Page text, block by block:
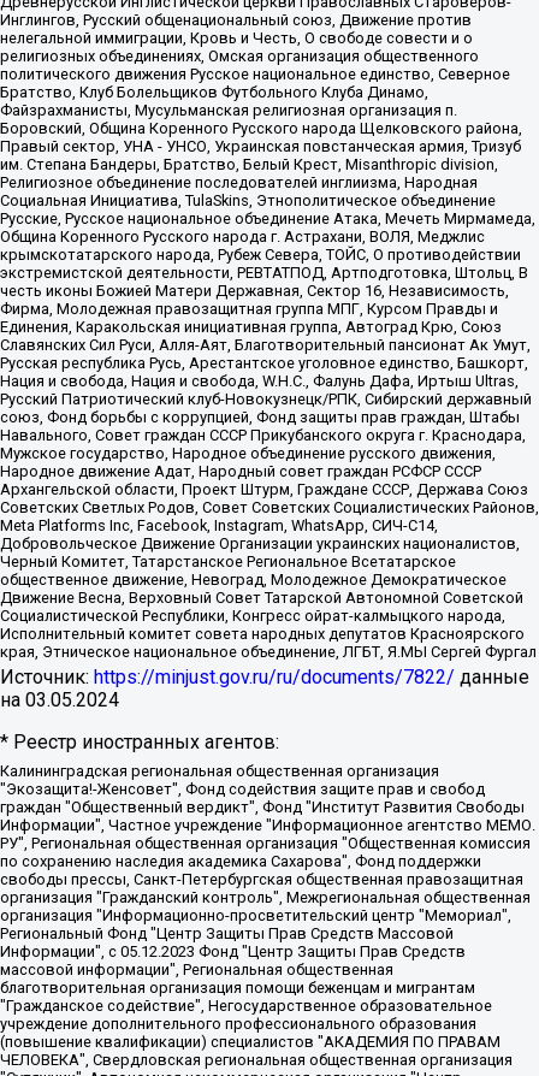
Инглингов, Русский общенациональный союз, Движение против
нелегальной иммиграции, Кровь и Честь, О свободе совести и о
религиозных объединениях, Омская организация общественного
политического движения Русское национальное единство, Северное
Братство, Клуб Болельщиков Футбольного Клуба Динамо,
Файзрахманисты, Мусульманская религиозная организация п.
Боровский, Община Коренного Русского народа Щелковского района,
Правый сектор, УНА - УНСО, Украинская повстанческая армия, Тризуб
им. Степана Бандеры, Братство, Белый Крест, Misanthropic division,
Религиозное объединение последователей инглиизма, Народная
Социальная Инициатива, TulaSkins, Этнополитическое объединение
Русские, Русское национальное объединение Атака, Мечеть Мирмамеда,
Община Коренного Русского народа г. Астрахани, ВОЛЯ, Меджлис
крымскотатарского народа, Рубеж Севера, ТОЙС, О противодействии
экстремистской деятельности, РЕВТАТПОД, Артподготовка, Штольц, В
честь иконы Божией Матери Державная, Сектор 16, Независимость,
Фирма, Молодежная правозащитная группа МПГ, Курсом Правды и
Единения, Каракольская инициативная группа, Автоград Крю, Союз
Славянских Сил Руси, Алля-Аят, Благотворительный пансионат Ак Умут,
Русская республика Русь, Арестантское уголовное единство, Башкорт,
Нация и свобода, Нация и свобода, W.H.С., Фалунь Дафа, Иртыш Ultras,
Русский Патриотический клуб-Новокузнецк/РПК, Сибирский державный
союз, Фонд борьбы с коррупцией, Фонд защиты прав граждан, Штабы
Навального, Совет граждан СССР Прикубанского округа г. Краснодара,
Мужское государство, Народное объединение русского движения,
Народное движение Адат, Народный совет граждан РСФСР СССР
Архангельской области, Проект Штурм, Граждане СССР, Держава Союз
Советских Светлых Родов, Совет Советских Социалистических Районов,
Meta Platforms Inc, Facebook, Instagram, WhatsApp, СИЧ-С14,
Добровольческое Движение Организации украинских националистов,
Черный Комитет, Татарстанское Региональное Всетатарское
общественное движение, Невоград, Молодежное Демократическое
Движение Весна, Верховный Совет Татарской Автономной Советской
Социалистической Республики, Конгресс ойрат-калмыцкого народа,
Исполнительный комитет совета народных депутатов Красноярского
края, Этническое национальное объединение, ЛГБТ, Я.МЫ Сергей Фургал
Источник: https://minjust.gov.ru/ru/documents/7822/ данные
на 03.05.2024
* Реестр иностранных агентов:
Калининградская региональная общественная организация "Экозащита!-Женсовет", Фонд содействия защите прав и свобод граждан "Общественный вердикт", Фонд "Институт Развития Свободы Информации", Частное учреждение "Информационное агентство МЕМО. РУ", Региональная общественная организация "Общественная комиссия по сохранению наследия академика Сахарова", Фонд поддержки свободы прессы, Санкт-Петербургская общественная правозащитная организация "Гражданский контроль", Межрегиональная общественная организация "Информационно-просветительский центр "Мемориал", Региональный Фонд "Центр Защиты Прав Средств Массовой Информации", с 05.12.2023 Фонд "Центр Защиты Прав Средств массовой информации", Региональная общественная благотворительная организация помощи беженцам и мигрантам "Гражданское содействие", Негосударственное образовательное учреждение дополнительного профессионального образования (повышение квалификации) специалистов "АКАДЕМИЯ ПО ПРАВАМ ЧЕЛОВЕКА", Свердловская региональная общественная организация "Сутяжник", Автономная некоммерческая организация "Центр независимых социологических исследований", Союз общественных объединений "Российский исследовательский центр по правам человека", Региональное общественное учреждение научно-информационный центр "МЕМОРИАЛ", Некоммерческая организация "Фонд защиты гласности", Автономная некоммерческая организация "Институт прав человека", Городская общественная организация "Екатеринбургское общество "МЕМОРИАЛ", Городская общественная организация "Рязанское историко-просветительское и правозащитное общество "Мемориал" (Рязанский Мемориал), Челябинский региональный орган общественной самодеятельности – женское общественное объединение "Женщины Евразии", Челябинский региональный орган общественной самодеятельности "Уральская правозащитная группа", Фонд содействия защите здоровья и социальной справедливости имени Андрея Рылькова, Автономная Некоммерческая Организация "Аналитический Центр Юрия Левады", Автономная некоммерческая организация социальной поддержки населения "Проект Апрель", Региональная общественная организация помощи женщинам и детям, находящимся в кризисной ситуации "Информационно-методический центр "Анна", Фонд содействия развитию массовых коммуникаций и правовому просвещению "Так-так-Так", Фонд содействия устойчивому развитию "Серебряная тайга", Свердловский региональный общественный фонд социальных проектов "Новое время", "Idel.Реалии", Кавказ.Реалии, Крым.Реалии, Телеканал Настоящее Время, Татаро-башкирская служба Радио Свобода (Azatliq Radiosi), Радио Свободная Европа/Радио Свобода (PCE/PC), "Сибирь.Реалии", "Фактограф", Благотворительный фонд помощи осужденным и их семьям, Автономная некоммерческая организация "Институт глобализации и социальных движений", Фонд "В защиту прав заключенных", Частное учреждение "Центр поддержки и содействия развитию средств массовой информации", Пензенский региональный общественный благотворительный фонд "Гражданский союз", "Север.Реалии", Некоммерческая организация Фонд "Правовая инициатива", Общество с ограниченной ответственностью "Радио Свободная Европа/Радио Свобода", Чешское информационное агентство "MEDIUM-ORIENT", Красноярская региональная общественная организация "Мы против СПИДа", Камалягин Денис Николаевич, Маркелов Сергей Евгеньевич, Пономарев Лев Александрович, Савицкая Людмила Алексеевна, Автономная некоммерческая организация "Центр по работе с проблемой насилия "НАСИЛИЮ.НЕТ", Межрегиональный профессиональный союз работников здравоохранения "Альянс врачей", Юридическое лицо, зарегистрированное в Латвийской Республике, SIA "Medusa Project" (регистрационный номер 40103797863, дата регистрации 10.06.2014), Некоммерческая организация "Фонд по борьбе с коррупцией", Автономная некоммерческая организация "Институт права и публичной политики", Баданин Роман Сергеевич, Гликин Максим Александрович, Железнова Мария Михайловна, Лукьянова Юлия Сергеевна, Маетная Елизавета Витальевна, Маняхин Петр Борисович, Чуракова Ольга Владимировна, Ярош Юлия Петровна, Юридическое лицо "The Insider SIA", зарегистрированное в Риге, Латвийская Республика (дата регистрации 26.06.2015), являющееся администратором доменного имени интернет-издания "The Insider SIA", https://theins.ru, Постернак Алексей Евгеньевич, Рубин Михаил Аркадьевич, Анин Роман Александрович, Юридическое лицо Istories fonds, зарегистрированное в Латвийской Республике (регистрационный номер 50008295751, дата регистрации 24.02.2020), Великовский Дмитрий Александрович, Долинина Ирина Николаевна, Мароховская Алеся Алексеевна, Шлейнов Роман Юрьевич, Шмагун Олеся Валентиновна, Общество с ограниченной ответственностью "Альтаир 2021", Общество с ограниченной ответственностью "Вега 2021", Общество с ограниченной ответственностью "Главный редактор 2021", Общество с ограниченной ответственностью "Ромашки монолит", Важенков Артем Валерьевич, Ивановская областная общественная организация "Центр гендерных исследований", Гурман Юрий Альбертович, Медиапроект "ОВД-Инфо", Егоров Владимир Владимирович, Жилинский Владимир Александрович, Общество с ограниченной ответственностью "ЗП", Иванова София Юрьевна, Карезина Инна Павловна, Кильтау Екатерина Викторовна, Петров Алексей Викторович, Пискунов Сергей Евгеньевич, Смирнов Сергей Сергеевич, Тихонов Михаил Сергеевич, Общество с ограниченной ответственностью "ЖУРНАЛИСТ-ИНОСТРАННЫЙ АГЕНТ", Арапова Галина Юрьевна, Вольтская Татьяна Анатольевна, Американская компания "Mason G.E.S. Anonymous Foundation" (США), являющаяся владельцем интернет-издания https://mnews.world/, Компания "Stichting Bellingcat", зарегистрированная в Нидерландах (дата регистрации 11.07.2018), Захаров Андрей Вячеславович, Клепиковская Екатерина Дмитриевна, Общество с ограниченной ответственностью "МЕМО", Перл Роман Александрович, Симонов Евгений Алексеевич, Соловьева Елена Анатольевна, Сотников Даниил Владимирович, Сурначева Елизавета Дмитриевна, Автономная некоммерческая организация по защите прав человека и информированию населения "Якутия – Наше Мнение", Общество с ограниченной ответственностью "Москоу диджитал медиа", с 26.01.2023 Общество с ограниченной ответственностью "Чайка Белые сады", Ветошкина Валерия Валерьевна, Заговора Максим Александрович, Межрегиональное общественное движение "Российская ЛГБТ - сеть", Оленичев Максим Владимирович, Павлов Иван Юрьевич, Скворцова Елена Сергеевна, Общество с ограниченной ответственностью "Как бы инагент", Кочетков Игорь Викторович, Общество с ограниченной ответственностью "Честные выборы", Еланчик Олег Александрович, Общество с ограниченной ответственностью "Нобелевский призыв", Гималова Регина Эмилевна, Григорьев Андрей Валерьевич, Григорьева Алина Александровна, Ассоциация по содействию защите прав призывников, альтернативнослужащих и военнослужащих "Правозащитная группа "Гражданин.Армия.Право", Хисамова Регина Фаритовна, Автономная некоммерческая организация по реализации социально-правовых программ "Лилит", Дальневосточное общественное движение "Маяк", Санкт-Петербургская ЛГБТ-инициативная группа "Выход", Инициативная группа ЛГБТ+ "Реверс", Алексеев Андрей Викторович, Бекбулатова Таисия Львовна, Беляев Иван Михайлович, Владыкина Елена Сергеевна, Гельман Марат Александрович, Никульшина Вероника Юрьевна, Толоконникова Надежда Андреевна, Шендерович Виктор Анатольевич, Общество с ограниченной ответственностью "Данное сообщение", Общество с ограниченной ответственностью Издательский дом "Новая глава", Айнбиндер Александра Александровна, Московский комьюнити-центр для ЛГБТ+инициатив, Благотворительный фонд развития филантропии, Deutsche Welle (Германия, Kurt-Schumacher-Strasse 3, 53113 Bonn), Борзунова Мария Михайловна, Воробьев Виктор Викторович, Голубева Анна Львовна, Константинова Алла Михайловна, Малкова Ирина Владимировна, Мурадов Мурад Абдулгалимович, Осетинская Елизавета Николаевна, Понасенков Евгений Николаевич, Ганапольский Матвей Юрьевич, Киселев Евгений Алексеевич, Борухович Ирина Григорьевна, Дремин Иван Тимофеевич, Дубровский Дмитрий Викторович, Красноярская региональная общественная организация поддержки и развития альтернативных образовательных технологий и межкультурных коммуникаций "ИНТЕРРА", Маяковская Екатерина Алексеевна, Фейгин Марк Захарович, Филимонов Андрей Викторович, Дзугкоева Регина Николаевна, Доброхотов Роман Александрович, Дудь Юрий Александрович, Елкин Сергей Владимирович, Кругликов Кирилл Игоревич, Сабунаева Мария Леонидовна, Семенов Алексей Владимирович, Шаинян Карен Багратович, Шульман Екатерина Михайловна, Асафьев Артур Валерьевич, Вахштайн Виктор Семенович, Венедиктов Алексей Алексеевич, Лушникова Екатерина Евгеньевна, Волков Леонид Михайлович, Невзоров Александр Глебович, Пархоменко Сергей Борисович, Сироткин Ярослав Николаевич, Кара-Мурза Владимир Владимирович, Баранова Наталья Владимировна, Гозман Леонид Яковлевич, Кагарлицкий Борис Юльевич, Климарев Михаил Валерьевич, Милов Владимир Станиславович, Автономная некоммерческая организация Краснодарский центр современного искусства "Типография", Моргенштерн Алишер Тагирович, Соболь Любовь Эдуардовна, Общество с ограниченной ответственностью "ЛИЗА НОРМ", Каспаров Гарри Кимович, Ходорковский Михаил Борисович, Общество с ограниченной ответственностью "Апрельские тезисы", Данилович Ирина Брониславовна, Кашин Олег Владимирович, Петров Николай Владимирович, Пивоваров Алексей Владимирович, Соколов Михаил Владимирович, Цветкова Юлия Владимировна, Чичваркин Евгений Александрович, Комитет против пыток/Команда против пыток, Общество с ограниченной ответственностью "Первый научный", Общество с ограниченной ответственностью "Вертолет и ко", Белоцерковская Вероника Борисовна, Кац Максим Евгеньевич, Лазарева Татьяна Юрьевна, Шаведдинов Руслан Табризович, Яшин Илья Валерьевич, Общество с ограниченной ответственностью "Иноагент ААВ", Алешковский Дмитрий Петрович, Альбац Евгения Марковна, Быков Дмитрий Львович, Галямина Юлия Евгеньевна, Лойко Сергей Леонидович, Мартынов Кирилл Константинович, Медведев Сергей Александрович, Крашенинников Федор Геннадиевич, Гордеева Катерина Вл